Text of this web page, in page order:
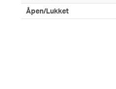
Åpen/Lukket